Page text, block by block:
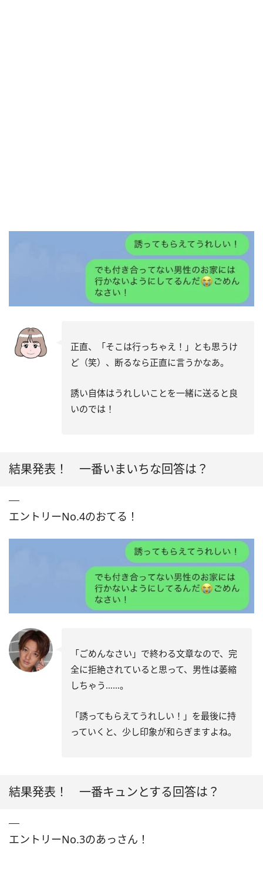
正直、「そこは行っちゃえ！」とも思うけ
ど（笑）、断るなら正直に言うかなあ。
誘い自体はうれしいことを一緒に送ると良
いのでは！
結果発表！ 一番いまいちな回答は？
エントリーNo.4のおてる！
「ごめんなさい」で終わる文章なので、完
全に拒絶されていると思って、男性は萎縮
しちゃう……。
「誘ってもらえてうれしい！」を最後に持
っていくと、少し印象が和らぎますよね。
結果発表！ 一番キュンとする回答は？
エントリーNo.3のあっさん！